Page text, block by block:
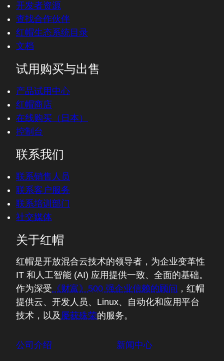
开发者资源
查找合作伙伴
红帽生态系统目录
文档
试用购买与出售
产品试用中心
红帽商店
在线购买（日本）
控制台
联系我们
联系销售人员
联系客户服务
联系培训部门
社交媒体
关于红帽
红帽是开放混合云技术的领导者，为企业变革性
IT 和人工智能 (AI) 应用提供一致、全面的基础。
作为深受 《财富》500 强企业信赖的顾问 ，红帽
提供云、开发人员、Linux、自动化和应用平台
技术，以及 屡获殊荣的服务。
公司介绍 新闻中心